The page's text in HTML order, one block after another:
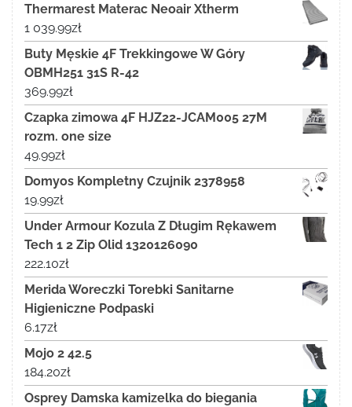
Thermarest Materac Neoair Xtherm
1 039.99zł
Buty Męskie 4F Trekkingowe W Góry
OBMH251 31S R-42
369.99zł
Czapka zimowa 4F HJZ22-JCAM005 27M
rozm. one size
49.99zł
Domyos Kompletny Czujnik 2378958
19.99zł
Under Armour Kozula Z Długim Rękawem
Tech 1 2 Zip Olid 1320126090
222.10zł
Merida Woreczki Torebki Sanitarne
Higieniczne Podpaski
6.17zł
Mojo 2 42.5
184.20zł
Osprey Damska kamizelka do biegania